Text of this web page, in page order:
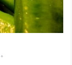
。